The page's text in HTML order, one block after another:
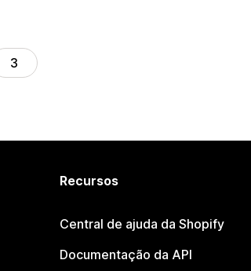
3
Recursos
Central de ajuda da Shopify
Documentação da API